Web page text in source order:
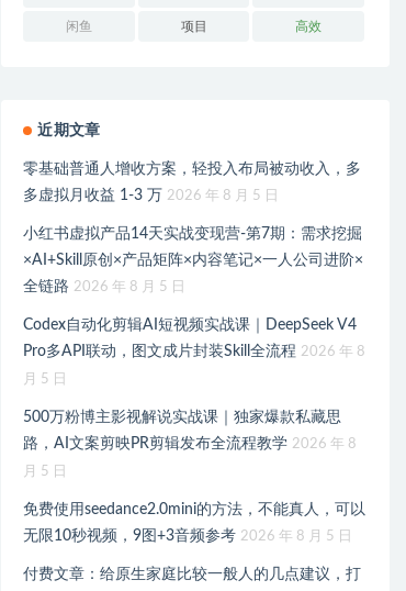
闲鱼 项目 高效
近期文章
零基础普通人增收方案，轻投入布局被动收入，多
多虚拟月收益 1-3 万 2026 年 8 月 5 日
小红书虚拟产品14天实战变现营-第7期：需求挖掘
×AI+Skill原创×产品矩阵×内容笔记×一人公司进阶×
全链路 2026 年 8 月 5 日
Codex自动化剪辑AI短视频实战课｜DeepSeek V4
Pro多API联动，图文成片封装Skill全流程 2026 年 8
月 5 日
500万粉博主影视解说实战课｜独家爆款私藏思
路，AI文案剪映PR剪辑发布全流程教学 2026 年 8
月 5 日
免费使用seedance2.0mini的方法，不能真人，可以
无限10秒视频，9图+3音频参考 2026 年 8 月 5 日
付费文章：给原生家庭比较一般人的几点建议，打